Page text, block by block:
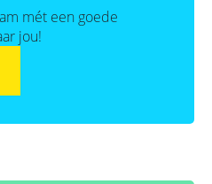
mét een goede
jou!